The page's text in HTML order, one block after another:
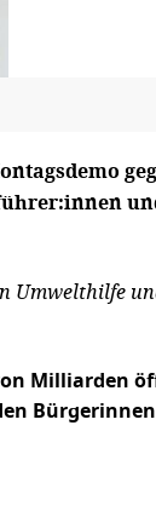
Umwelthilfe
Milliarden